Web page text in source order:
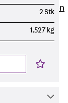
2 Stk
1,527 kg